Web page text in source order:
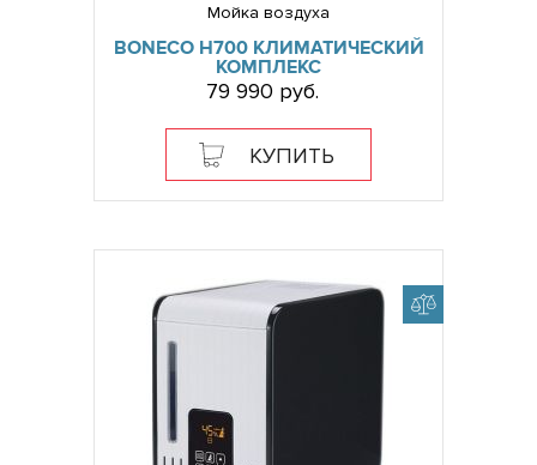
Мойка воздуха
BONECO H700 КЛИМАТИЧЕСКИЙ
КОМПЛЕКС
79 990 руб.
КУПИТЬ